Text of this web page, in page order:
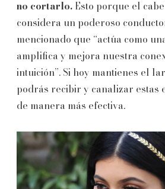
no cortarlo. Esto porque el
considera un poderoso
mencionado que “actúa como
amplifica y mejora nuestra
intuición”. Si hoy mantienes el
podrás recibir y canalizar estas
de manera más efectiva.